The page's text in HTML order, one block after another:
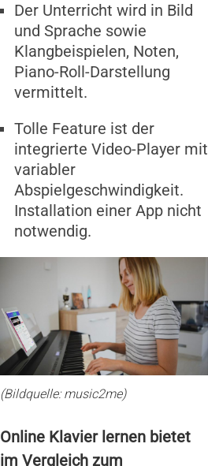
Der Unterricht wird in Bild
und Sprache sowie
Klangbeispielen, Noten,
Piano-Roll-Darstellung
vermittelt.
Tolle Feature ist der
integrierte Video-Player mit
variabler
Abspielgeschwindigkeit.
Installation einer App nicht
notwendig.
(Bildquelle: music2me)
Online Klavier lernen bietet
im Vergleich zum